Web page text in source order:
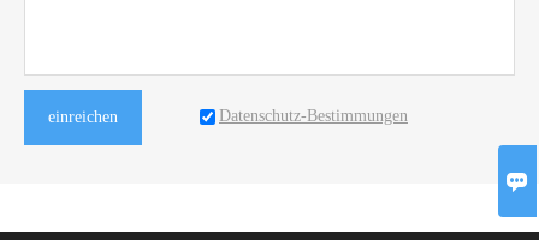
einreichen Datenschutz-Bestimmungen
